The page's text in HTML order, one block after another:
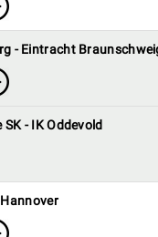
- Eintracht
SK - IK Oddevold